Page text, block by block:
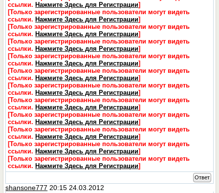
ссылки. Нажмите Здесь для Регистрации]
[Только зарегистрированные пользователи могут видеть
ссылки. Нажмите Здесь для Регистрации]
[Только зарегистрированные пользователи могут видеть
ссылки. Нажмите Здесь для Регистрации]
[Только зарегистрированные пользователи могут видеть
ссылки. Нажмите Здесь для Регистрации]
[Только зарегистрированные пользователи могут видеть
ссылки. Нажмите Здесь для Регистрации]
[Только зарегистрированные пользователи могут видеть
ссылки. Нажмите Здесь для Регистрации]
[Только зарегистрированные пользователи могут видеть
ссылки. Нажмите Здесь для Регистрации]
[Только зарегистрированные пользователи могут видеть
ссылки. Нажмите Здесь для Регистрации]
[Только зарегистрированные пользователи могут видеть
ссылки. Нажмите Здесь для Регистрации]
[Только зарегистрированные пользователи могут видеть
ссылки. Нажмите Здесь для Регистрации]
[Только зарегистрированные пользователи могут видеть
ссылки. Нажмите Здесь для Регистрации]
[Только зарегистрированные пользователи могут видеть
ссылки. Нажмите Здесь для Регистрации]
Ответ
shansone777 20:15 24.03.2012